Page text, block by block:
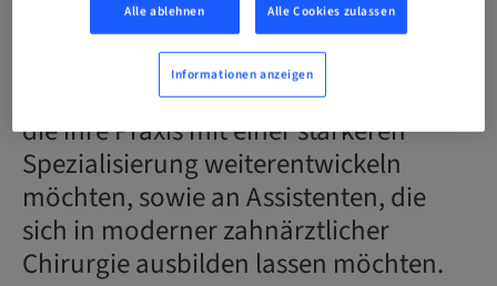
Entdecken Sie unsere Schulungskurse
in Implantologie, die sich an alle
Zahnärzte richten,
die ihre Praxis mit einer stärkeren
Spezialisierung weiterentwickeln
möchten, sowie an Assistenten, die
sich in moderner zahnärztlicher
Chirurgie ausbilden lassen möchten.
Alle ablehnen Alle Cookies zulassen
Informationen anzeigen